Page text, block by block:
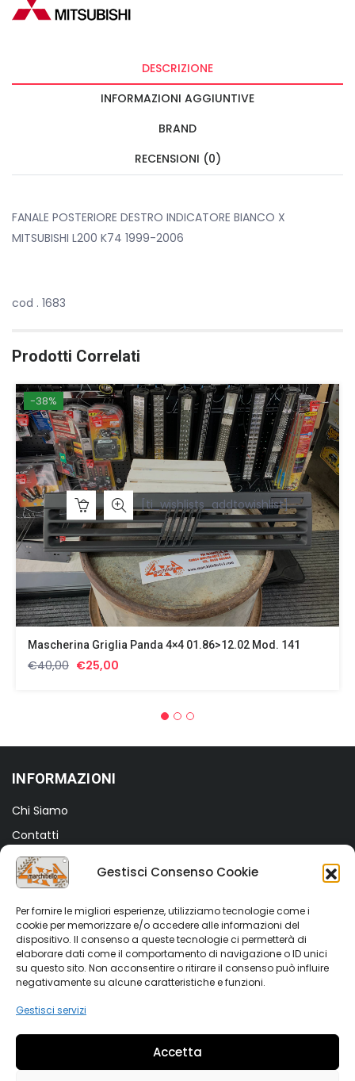
Gestisci Consenso Cookie
Per fornire le migliori esperienze, utilizziamo tecnologie come i
cookie per memorizzare e/o accedere alle informazioni del
dispositivo. Il consenso a queste tecnologie ci permetterà di
elaborare dati come il comportamento di navigazione o ID unici
su questo sito. Non acconsentire o ritirare il consenso può influire
negativamente su alcune caratteristiche e funzioni.
Gestisci servizi
Accetta
DESCRIZIONE
INFORMAZIONI AGGIUNTIVE
BRAND
RECENSIONI (0)
FANALE POSTERIORE DESTRO INDICATORE BIANCO X
MITSUBISHI L200 K74 1999-2006
cod . 1683
Prodotti Correlati
-38%
[ti_wishlists_addtowishlist]
Mascherina Griglia Panda 4×4 01.86>12.02 Mod. 141
€40,00 Il€25,00
INFORMAZIONI
Chi Siamo
Contatti
Termini e Condizioni
Privacy Policy
Cookie Policy (UE)
SHOP
Shop
My account
Wishlist